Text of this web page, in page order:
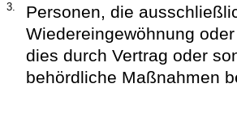
3.
Personen, die
Wiedereingewöhnung
dies durch Vertrag oder
behördliche Maßnahmen